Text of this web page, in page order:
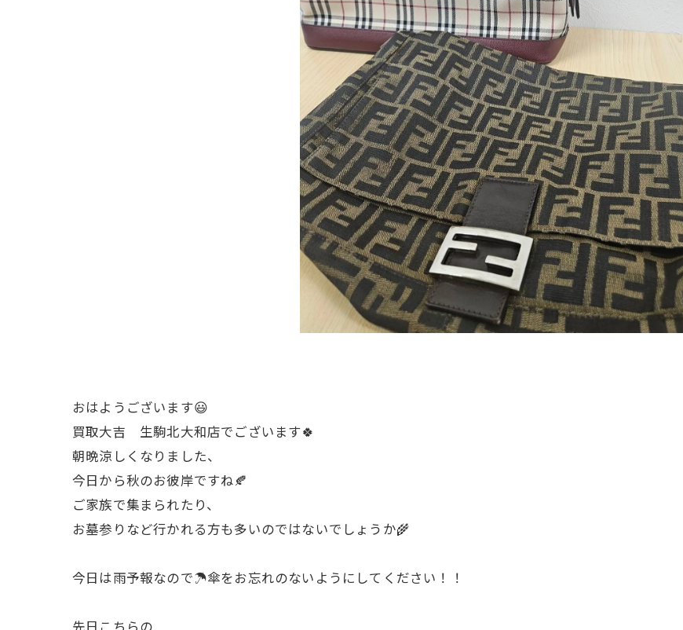
おはようございます😃
買取大吉 生駒北大和店でございます🍀
朝晩涼しくなりました、
今日から秋のお彼岸ですね🍂
ご家族で集まられたり、
お墓参りなど行かれる方も多いのではないでしょうか🌾
今日は雨予報なので☂️傘をお忘れのないようにしてください！！